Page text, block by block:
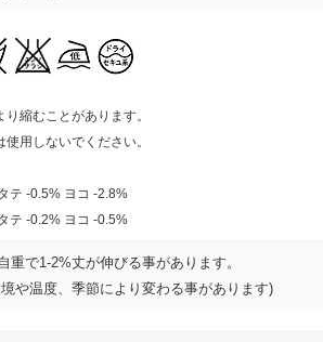
り縮むことがあります。
使用しないでください。
テ -0.5% ヨコ -2.8%
テ -0.2% ヨコ -0.5%
重で1-2%丈が伸びる事があります。
や温度、季節により変わる事があります)